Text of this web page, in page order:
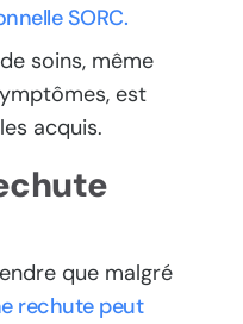
SORC.
soins, même
est
acquis.
que malgré
rechute peut